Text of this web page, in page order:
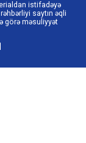
istifadəyə
saytın əqli
görə məsuliyyət